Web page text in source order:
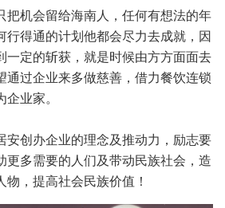
把机会留给海南人，任何有想法的年
行得通的计划他都会尽力去成就，因
一定的斩获，就是时候由方方面面去
通过企业来多做慈善，借力餐饮连锁
业家。
安创办企业的理念及推动力，励志要
更多需要的人们及带动民族社会，造
，提高社会民族价值！